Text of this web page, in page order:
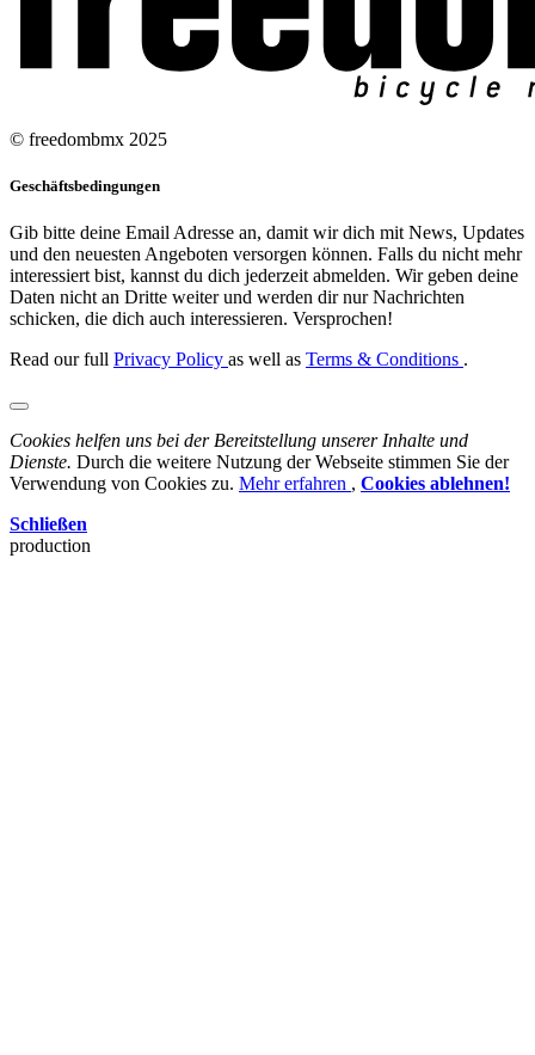
© freedombmx 2025
Geschäftsbedingungen
Gib bitte deine Email Adresse an, damit wir dich mit News, Updates
und den neuesten Angeboten versorgen können. Falls du nicht mehr
interessiert bist, kannst du dich jederzeit abmelden. Wir geben deine
Daten nicht an Dritte weiter und werden dir nur Nachrichten
schicken, die dich auch interessieren. Versprochen!
Read our full Privacy Policy as well as Terms & Conditions .
Cookies helfen uns bei der Bereitstellung unserer Inhalte und
Dienste. Durch die weitere Nutzung der Webseite stimmen Sie der
Verwendung von Cookies zu. Mehr erfahren , Cookies ablehnen!
Schließen
production